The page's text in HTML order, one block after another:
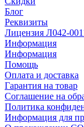
Блог
Реквизиты
Лицензия Л042-
Информация
Информация
Помощь
Оплата и доставка
Гарантия на товар
Соглашение на
Политика
Информация для